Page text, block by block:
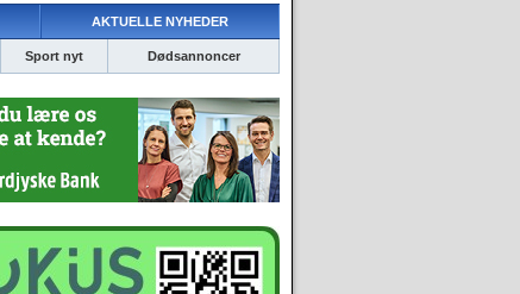
AKTUELLE NYHEDER
Sport nyt Dødsannoncer